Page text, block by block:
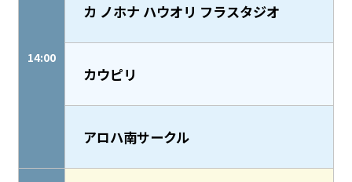
14:00
カ ノホナ ハウオリ フラスタジオ
カウピリ
アロハ南サークル